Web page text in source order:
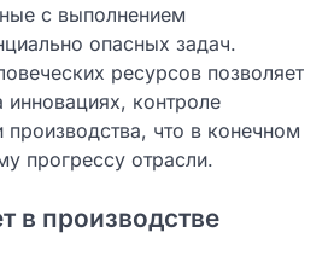
с выполнением
опасных задач.
ресурсов позволяет
инновациях, контроле
производства, что в конечном
прогрессу отрасли.
в производстве